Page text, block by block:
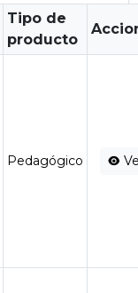
Tipo de
producto
Pedagógico